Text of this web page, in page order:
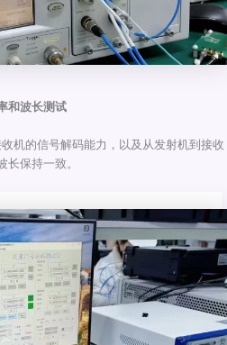
和波长测试
机的信号解码能力，以及从发射机到接收
长保持一致。